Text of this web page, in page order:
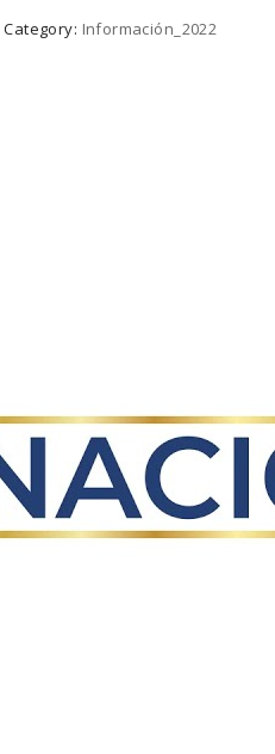
Category: Información_2022